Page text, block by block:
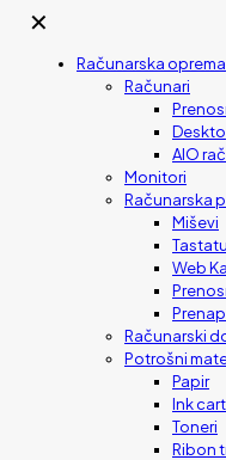
✕
Računarska oprema
Računari
AIO
Monitori
Računarska
Miševi
Web
Računarski
Potrošni
Papir
Ink
Toneri
Ribon